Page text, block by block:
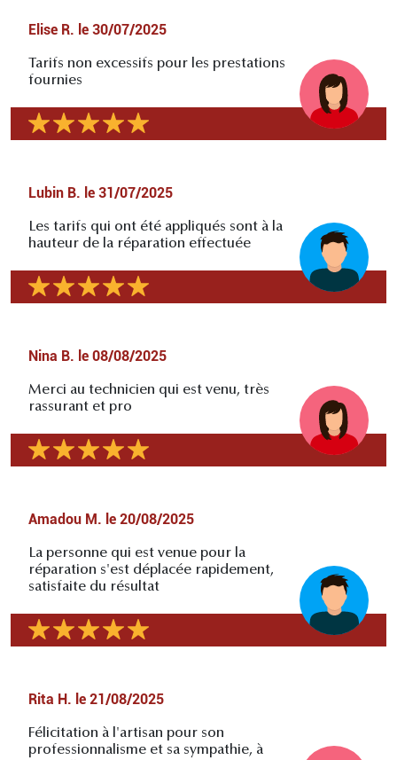
Elise R. le 30/07/2025
Tarifs non excessifs pour les prestations
fournies
Lubin B. le 31/07/2025
Les tarifs qui ont été appliqués sont à la
hauteur de la réparation effectuée
Nina B. le 08/08/2025
Merci au technicien qui est venu, très
rassurant et pro
Amadou M. le 20/08/2025
La personne qui est venue pour la
réparation s'est déplacée rapidement,
satisfaite du résultat
Rita H. le 21/08/2025
Félicitation à l'artisan pour son
professionnalisme et sa sympathie, à